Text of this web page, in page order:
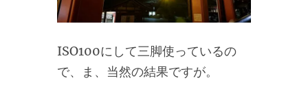
ISO100にして三脚使っているの
で、ま、当然の結果ですが。